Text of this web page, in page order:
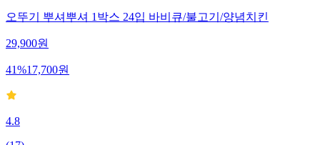
오뚜기 뿌셔뿌셔 1박스 24입 바비큐/불고기/양념치킨
29,900원
41%17,700원
4.8